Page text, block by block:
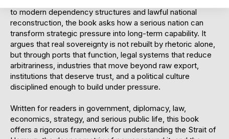
to modern dependency structures and lawful national
reconstruction, the book asks how a serious nation can
transform strategic pressure into long-term capability. It
argues that real sovereignty is not rebuilt by rhetoric alone,
but through ports that function, legal systems that reduce
arbitrariness, industries that move beyond raw export,
institutions that deserve trust, and a political culture
disciplined enough to build under pressure.
Written for readers in government, diplomacy, law,
economics, strategy, and serious public life, this book
offers a rigorous framework for understanding the Strait of